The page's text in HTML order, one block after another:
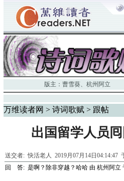
版主： 曹雪葵、 杭州阿立
万维读者网 > 诗词歌赋 > 跟帖
出国留学人员
送交者:快活老人 2019月07月14日04:14:47
回 答: 是啊？除非穿越？哈哈 由 杭州阿立